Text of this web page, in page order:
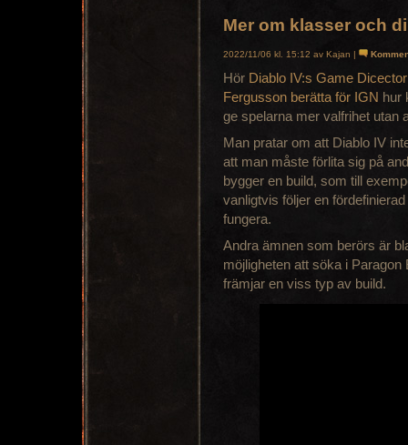
Mer om klasser och
2022/11/06 kl. 15:12 av Kajan |
Hör Diablo IV:s Game
Fergusson berätta för IGN hur
ge spelarna mer valfrihet utan
Man pratar om att Diablo IV
att man måste förlita sig på
bygger en build, som till
vanligtvis följer en
fungera.
Andra ämnen som berörs är
möjligheten att söka i
främjar en viss typ av build.